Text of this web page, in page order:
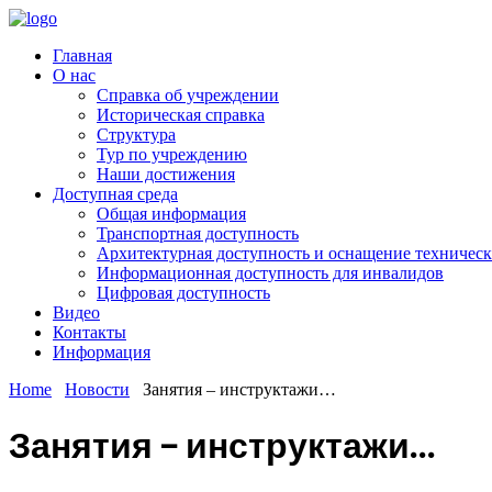
Главная
О нас
Справка об учреждении
Историческая справка
Структура
Тур по учреждению
Наши достижения
Доступная среда
Общая информация
Транспортная доступность
Архитектурная доступность и оснащение
Информационная доступность для инвалидов
Цифровая доступность
Видео
Контакты
Информация
Home
Новости Занятия – инструктажи…
Занятия – инструктажи…